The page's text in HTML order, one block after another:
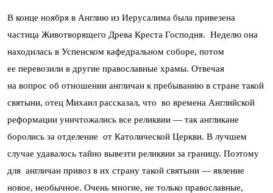
В конце ноября в Англию из Иерусалима была привезена
частица Животворящего Древа Креста Господня. Неделю она
находилась в Успенском кафедральном соборе, потом
ее перевозили в другие православные храмы. Отвечая
на вопрос об отношении англичан к пребыванию в стране такой
святыни, отец Михаил рассказал, что во времена Английской
реформации уничтожались все реликвии — так англикане
боролись за отделение от Католической Церкви. В лучшем
случае удавалось тайно вывезти реликвии за границу. Поэтому
для англичан привоз в их страну такой святыни — явление
новое, необычное. Очень многие, не только православные,